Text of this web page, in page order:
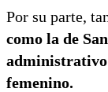
Por su parte,
como la de
administrativo
femenino.